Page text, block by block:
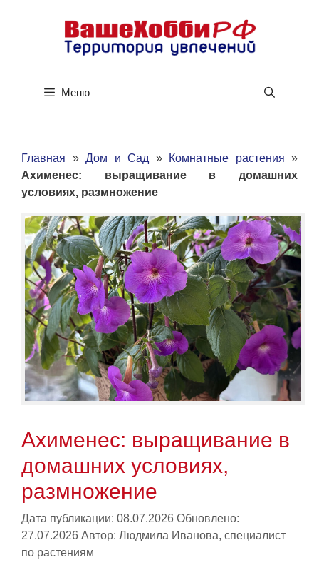
содержимому
Меню
Главная » Дом и Сад » Комнатные растения »
Ахименес: выращивание в домашних
условиях, размножение
Ахименес: выращивание в
домашних условиях,
размножение
Дата публикации: 08.07.2026 Обновлено:
27.07.2026 Автор: Людмила Иванова, специалист
по растениям